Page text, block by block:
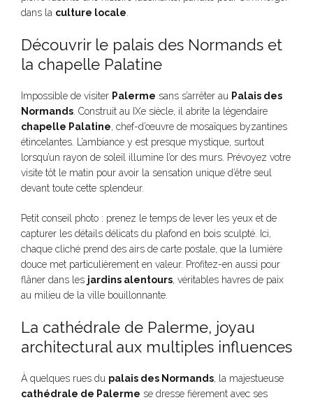
dans la culture locale
Découvrir le palais des Normands et
la chapelle Palatine
Impossible de visiter Palerme sans s’arrêter au Palais des
Normands . Construit au IXe siècle, il abrite la légendaire
chapelle Palatine, chef-d’œuvre de mosaïques byzantines
étincelantes. L’ambiance y est presque mystique, surtout
lorsqu’un rayon de soleil illumine l’or des murs. Prévoyez votre
visite tôt le matin pour avoir la sensation unique d’être seul
devant toute cette splendeur.
Petit conseil photo : prenez le temps de lever les yeux et de
capturer les détails délicats du plafond en bois sculpté. Ici,
chaque cliché prend des airs de carte postale, que la lumière
douce met particulièrement en valeur. Profitez-en aussi pour
flâner dans les jardins alentours, véritables havres de paix
au milieu de la ville bouillonnante.
La cathédrale de Palerme, joyau
architectural aux multiples influences
À quelques rues du palais des Normands, la majestueuse
cathédrale de Palerme se dresse fièrement avec ses